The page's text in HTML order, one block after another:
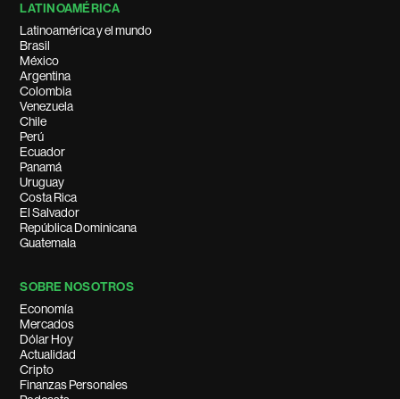
LATINOAMÉRICA
Latinoamérica y el mundo
Brasil
México
Argentina
Colombia
Venezuela
Chile
Perú
Ecuador
Panamá
Uruguay
Costa Rica
El Salvador
República Dominicana
Guatemala
SOBRE NOSOTROS
Economía
Mercados
Dólar Hoy
Actualidad
Cripto
Finanzas Personales